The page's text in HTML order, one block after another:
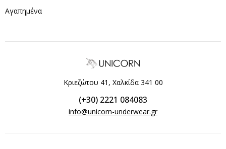
Αγαπημένα
Κριεζώτου 41, Χαλκίδα 341 00
(+30) 2221 084083
info@unicorn-underwear.gr